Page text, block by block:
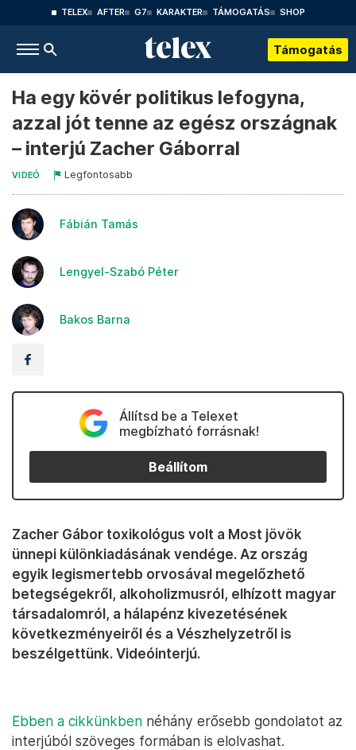
TELEX AFTER G7 KARAKTER TÁMOGATÁS SHOP
Támogatás
Ha egy kövér politikus lefogyna,
azzal jót tenne az egész országnak
– interjú Zacher Gáborral
VIDEÓ Legfontosabb
Fábián Tamás
Lengyel-Szabó Péter
Bakos Barna
Állítsd be a Telexet
megbízható forrásnak!
Beállítom
Zacher Gábor toxikológus volt a Most jövök
ünnepi különkiadásának vendége. Az ország
egyik legismertebb orvosával megelőzhető
betegségekről, alkoholizmusról, elhízott magyar
társadalomról, a hálapénz kivezetésének
következményeiről és a Vészhelyzetről is
beszélgettünk. Videóinterjú.
Ebben a cikkünkben néhány erősebb gondolatot az
interjúból szöveges formában is elolvashat.